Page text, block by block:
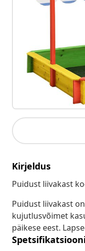
Kirjeldus
Puidust liivakast
Puidust liivakast
kujutlusvõimet
päikese eest.